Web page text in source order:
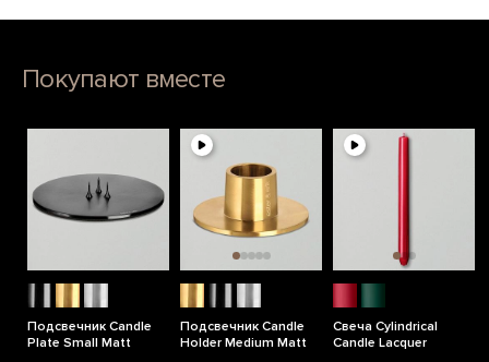
Покупают вместе
Подсвечник Candle
Plate Small Matt
Подсвечник Candle
Holder Medium Matt
Свеча Cylindrical
Candle Lacquer